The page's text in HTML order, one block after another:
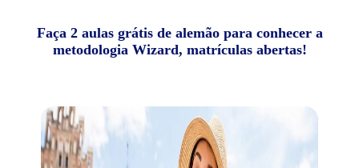
Faça 2 aulas grátis de alemão para conhecer a
metodologia Wizard, matrículas abertas!